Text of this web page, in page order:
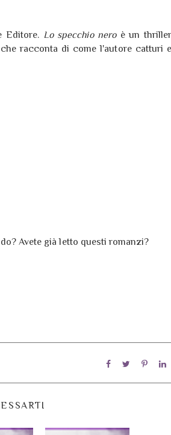
Editore. Lo specchio nero è un thriller
racconta di come l'autore catturi e
Avete già letto questi romanzi?